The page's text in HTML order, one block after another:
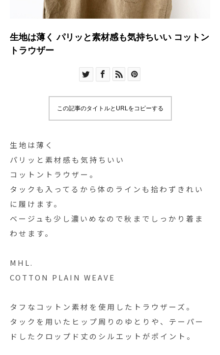
生地は薄く パリッと素材感も気持ちいい コットン
トラウザー
この記事のタイトルとURLをコピーする
生地は薄く
パリッと素材感も気持ちいい
コットントラウザー。
タックも入ってるから体のラインも拾わずきれい
に履けます。
ベージュも少し濃いめなので秋までしっかり着ま
わせます。
MHL.
COTTON PLAIN WEAVE
タフなコットン素材を使用したトラウザーズ。
タックを用いたヒップ周りのゆとりや、テーパー
ドしたクロップド丈のシルエットがポイント。